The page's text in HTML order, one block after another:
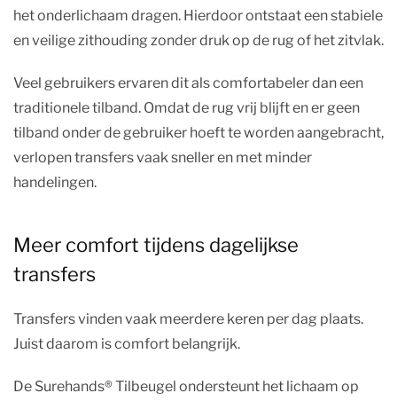
het onderlichaam dragen. Hierdoor ontstaat een stabiele
en veilige zithouding zonder druk op de rug of het zitvlak.
Veel gebruikers ervaren dit als comfortabeler dan een
traditionele tilband. Omdat de rug vrij blijft en er geen
tilband onder de gebruiker hoeft te worden aangebracht,
verlopen transfers vaak sneller en met minder
handelingen.
Meer comfort tijdens dagelijkse
transfers
Transfers vinden vaak meerdere keren per dag plaats.
Juist daarom is comfort belangrijk.
De Surehands® Tilbeugel ondersteunt het lichaam op